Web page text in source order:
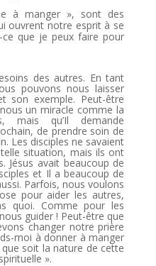
à manger », sont des
ouvrent notre esprit à se
ce que je peux faire pour
des autres. En tant
pouvons nous laisser
son exemple. Peut-être
un miracle comme la
mais qu’Il demande
de prendre soin de
Les disciples ne savaient
situation, mais ils ont
Jésus avait beaucoup de
et Il a beaucoup de
Parfois, nous voulons
pour aider les autres,
quoi. Comme pour les
guider ! Peut-être que
changer notre prière
moi à donner à manger
soit la nature de cette
».